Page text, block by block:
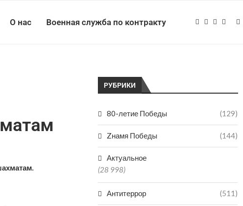
О нас Военная служба по контракту
РУБРИКИ
80-летие Победы (129)
Zнамя Победы (144)
Актуальное
(28 998)
Антитеррор (511)